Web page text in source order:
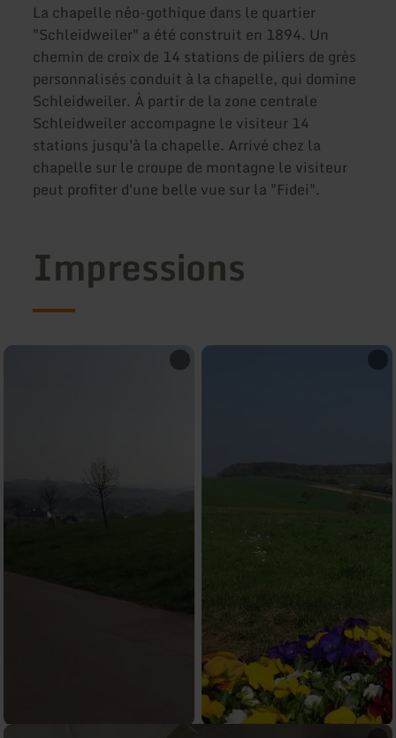
La chapelle néo-gothique dans le quartier
"Schleidweiler" a été construit en 1894. Un
chemin de croix de 14 stations de piliers de grès
personnalisés conduit à la chapelle, qui domine
Schleidweiler. À partir de la zone centrale
Schleidweiler accompagne le visiteur 14
stations jusqu'à la chapelle. Arrivé chez la
chapelle sur le croupe de montagne le visiteur
peut profiter d'une belle vue sur la "Fidei".
Impressions